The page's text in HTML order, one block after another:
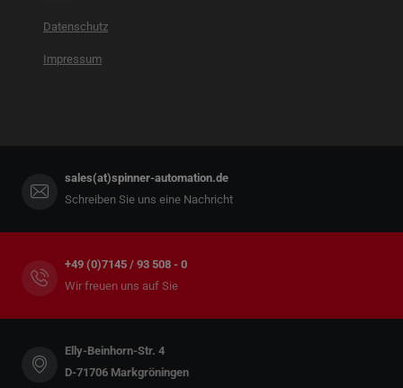
Datenschutz
Impressum
sales(at)spinner-automation.de
Schreiben Sie uns eine Nachricht
+49 (0)7145 / 93 508 - 0
Wir freuen uns auf Sie
Elly-Beinhorn-Str. 4
D-71706 Markgröningen